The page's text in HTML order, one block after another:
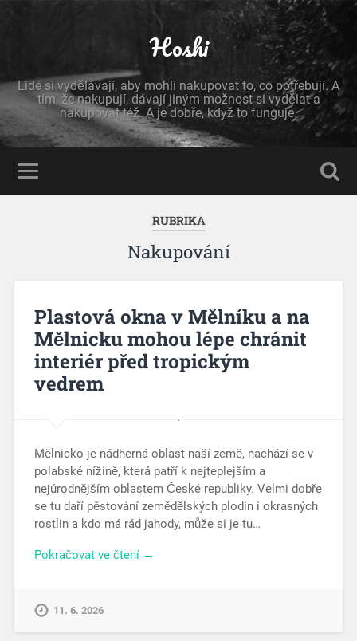
Hoshi
Lidé si vydělávají, aby mohli nakupovat to, co potřebují. A
tím, že nakupují, dávají jiným možnost si vydělat a
nakupovat též. A je dobře, když to funguje.
RUBRIKA
Nakupování
Plastová okna v Mělníku a na
Mělnicku mohou lépe chránit
interiér před tropickým
vedrem
Mělnicko je nádherná oblast naší země, nachází se v
polabské nížině, která patří k nejteplejším a
nejúrodnějším oblastem České republiky. Velmi dobře
se tu daří pěstování zemědělských plodin i okrasných
rostlin a kdo má rád jahody, může si je tu…
Pokračovat ve čtení →
11. 6. 2026